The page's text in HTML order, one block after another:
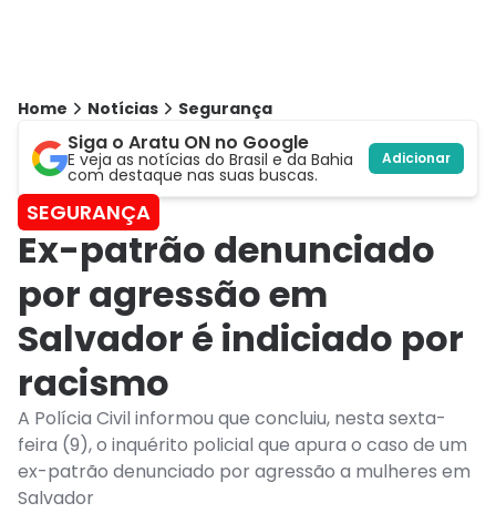
Home Notícias Segurança
Siga o Aratu ON no Google
E veja as notícias do Brasil e da Bahia
com destaque nas suas buscas.
Adicionar
SEGURANÇA
Ex-patrão denunciado
por agressão em
Salvador é indiciado por
racismo
A Polícia Civil informou que concluiu, nesta sexta-
feira (9), o inquérito policial que apura o caso de um
ex-patrão denunciado por agressão a mulheres em
Salvador